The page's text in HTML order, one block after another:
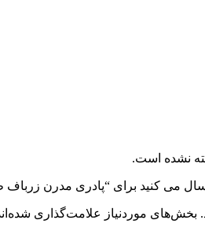
نشده است.
می کنید برای “پادری مدرن زرباف
بخش‌های موردنیاز علامت‌گذاری